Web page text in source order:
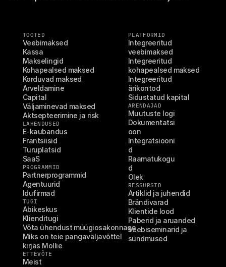
TOOTED
Veebimaksed
Kassa
Makselingid
Kohapealsed maksed
Korduvad maksed
Arveldamine
Capital
Väljaminevad maksed
Aktsepteerimine ja risk
LAHENDUSED
E-kaubandus
Frantsiisid
Turuplatsid
SaaS
PROGRAMMID
Partnerprogrammid
Agentuurid
Idufirmad
TUGI
Abikeskus
Klienditugi
Võta ühendust müügiosakonnaga
Miks on teie pangaväljavõttel
kirjas Mollie
ETTEVÕTE
Meist
PLATFORMID
Integreeritud
veebimaksed
Integreeritud
kohapealsed maksed
Integreeritud
ärikontod
Sidustatud kapital
ARENDAJAD
Muutuste logi
Dokumentatsi
oon
Integratsiooni
d
Raamatukogu
d
Olek
RESSURSID
Artiklid ja juhendid
Brändivarad
Klientide lood
Paberid ja aruanded
Veebiseminarid ja
sündmused